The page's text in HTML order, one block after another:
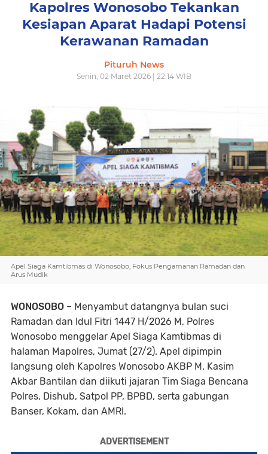
Kapolres Wonosobo Tekankan
Kesiapan Aparat Hadapi Potensi
Kerawanan Ramadan
Pituruh News
Senin, 02 Maret 2026 | 22:14 WIB
Apel Siaga Kamtibmas di Wonosobo, Fokus Pengamanan Ramadan dan
Arus Mudik
WONOSOBO – Menyambut datangnya bulan suci
Ramadan dan Idul Fitri 1447 H/2026 M, Polres
Wonosobo menggelar Apel Siaga Kamtibmas di
halaman Mapolres, Jumat (27/2). Apel dipimpin
langsung oleh Kapolres Wonosobo AKBP M. Kasim
Akbar Bantilan dan diikuti jajaran Tim Siaga Bencana
Polres, Dishub, Satpol PP, BPBD, serta gabungan
Banser, Kokam, dan AMRI.
ADVERTISEMENT